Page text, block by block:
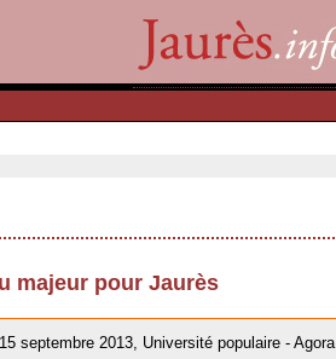
majeur pour Jaurès
septembre 2013, Université populaire - Agora